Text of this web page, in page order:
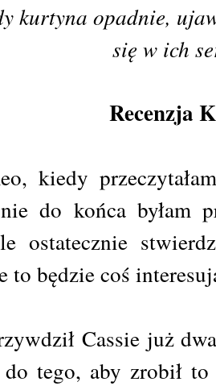
kurtyna opadnie,
się w ich
Recenzja
kiedy
do końca byłam
ostatecznie
to będzie coś
Cassie już
tego, aby zrobił